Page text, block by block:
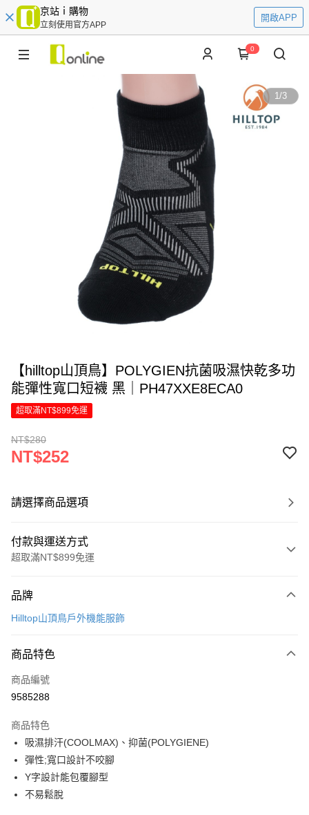
京站ｉ購物
立刻使用官方APP
開啟APP
0
1/3
【hilltop山頂鳥】POLYGIEN抗菌吸濕快乾多功
能彈性寬口短襪 黑｜PH47XXE8ECA0
超取滿NT$899免運
NT$280
NT$252
請選擇商品選項
付款與運送方式
超取滿NT$899免運
信用卡一次付款
Apple Pay
街口支付
Google Pay
全盈+PAY
大哥付你分期
相關說明
品牌
Hilltop山頂鳥戶外機能服飾
商品特色
商品編號
9585288
商品特色
吸濕排汗(COOLMAX)、抑菌(POLYGIENE)
彈性;寬口設計不咬腳
Y字設計能包覆腳型
不易鬆脫